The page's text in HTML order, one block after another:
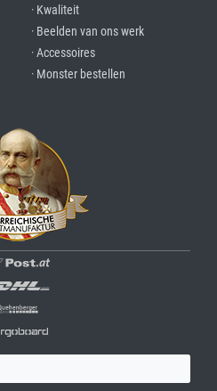
· Kwaliteit
· Beelden van ons werk
· Accessoires
· Monster bestellen